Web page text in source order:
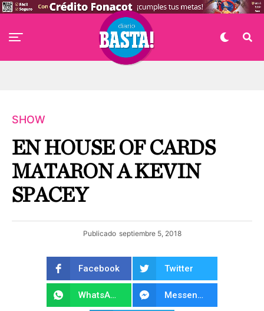
SHOW
EN HOUSE OF CARDS
MATARON A KEVIN
SPACEY
Publicado septiembre 5, 2018
Facebook Twitter
WhatsApp Messenger